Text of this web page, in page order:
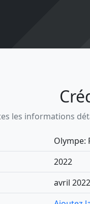
les informations
Olympe:
2022
avril 2022